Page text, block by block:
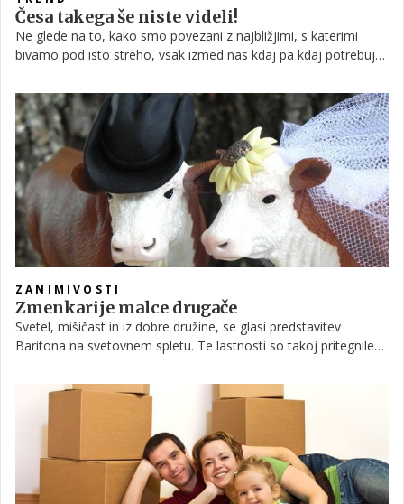
Česa takega še niste videli!
Ne glede na to, kako smo povezani z najbližjimi, s katerimi
bivamo pod isto streho, vsak izmed nas kdaj pa kdaj potrebuje
ravno zato se je neka družina iz Francije odločila, da bo njihovo
novo stanovanje sicer prostorno in funkcionalno, hkrati pa bo
imel vsak član svoj kotiček.
ZANIMIVOSTI
Zmenkarije malce drugače
Svetel, mišičast in iz dobre družine, se glasi predstavitev
Baritona na svetovnem spletu. Te lastnosti so takoj pritegnile
Anito, Henrietto ali Desiree. Ali pa morda kar za vse tri?